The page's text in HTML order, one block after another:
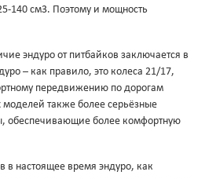
140 см3. Поэтому и мощность
эндуро от питбайков заключается в
– как правило, это колеса 21/17,
передвижению по дорогам
моделей также более серьёзные
обеспечивающие более комфортную
в настоящее время эндуро, как